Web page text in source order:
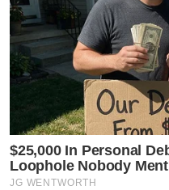
$25,000 In Personal
Loophole Nobody
JG WENTWORTH